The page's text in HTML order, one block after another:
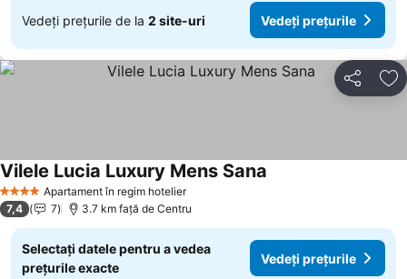
Vedeți prețurile de la 2 site-uri Vedeți prețurile
Distribuiți
4 Stele Apartament în regim hotelier
Vilele Lucia Luxury Mens Sana
7,4 7 3.7 km faţă de Centru
Selectați datele pentru a vedea
prețurile exacte
Vedeți prețurile